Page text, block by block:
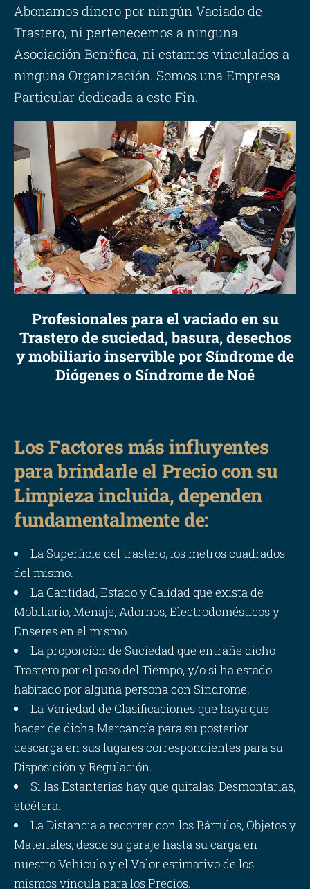
Abonamos dinero por ningún Vaciado de
Trastero, ni pertenecemos a ninguna
Asociación Benéfica, ni estamos vinculados a
ninguna Organización. Somos una Empresa
Particular dedicada a este Fin.
Profesionales para el vaciado en su
Trastero de suciedad, basura, desechos
y mobiliario inservible por Síndrome de
Diógenes o Síndrome de Noé
Los Factores más influyentes
para brindarle el Precio con su
Limpieza incluida, dependen
fundamentalmente de:
La Superficie del trastero, los metros cuadrados
del mismo.
La Cantidad, Estado y Calidad que exista de
Mobiliario, Menaje, Adornos, Electrodomésticos y
Enseres en el mismo.
La proporción de Suciedad que entrañe dicho
Trastero por el paso del Tiempo, y/o si ha estado
habitado por alguna persona con Síndrome.
La Variedad de Clasificaciones que haya que
hacer de dicha Mercancía para su posterior
descarga en sus lugares correspondientes para su
Disposición y Regulación.
Si las Estanterías hay que quitalas, Desmontarlas,
etcétera.
La Distancia a recorrer con los Bártulos, Objetos y
Materiales, desde su garaje hasta su carga en
nuestro Vehículo y el Valor estimativo de los
mismos vincula para los Precios.